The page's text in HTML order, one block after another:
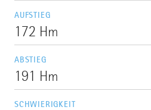
AUFSTIEG
172 Hm
ABSTIEG
191 Hm
SCHWIERIGKEIT